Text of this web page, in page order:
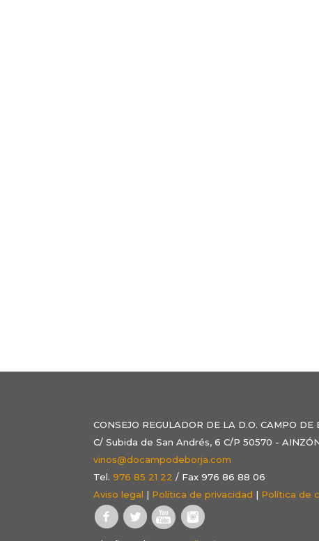
CONSEJO REGULADOR DE LA D.O. CAMPO DE
C/ Subida de San Andrés, 6 C/P 50570 -
vinos@docampodeborja.com
Tel.976 85 21 22 / Fax 976 86 88 06
Aviso legal | Política de privacidad | Política de